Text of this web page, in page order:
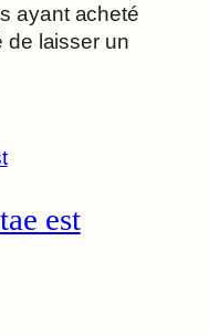
ayant acheté
de laisser un
est